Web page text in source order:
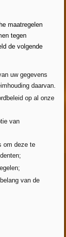
maatregelen
tegen
de volgende
uw gegevens
daarvan.
op al onze
van
om deze te
van de